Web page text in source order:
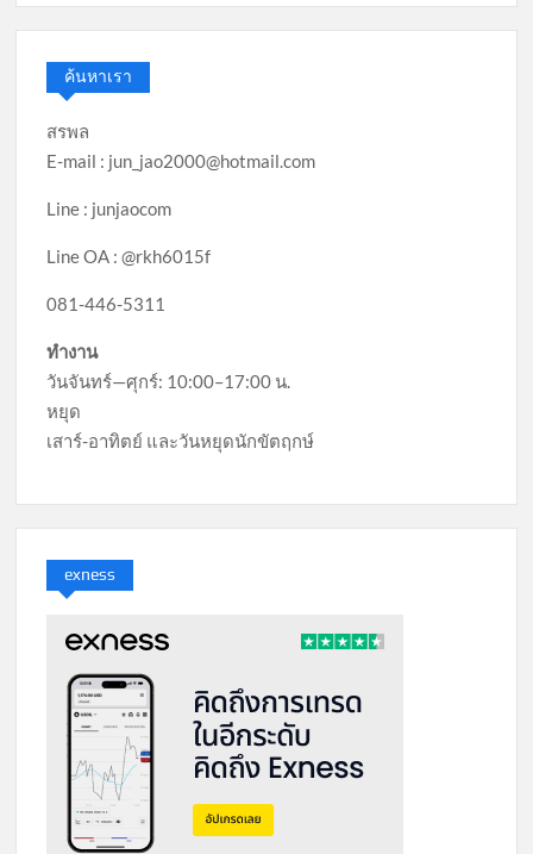
ค้นหาเรา
สรพล
E-mail : jun_jao2000@hotmail.com
Line : junjaocom
Line OA : @rkh6015f
081-446-5311
ทำงาน
วันจันทร์—ศุกร์: 10:00–17:00 น.
หยุด
เสาร์-อาทิตย์ และวันหยุดนักขัตฤกษ์
exness